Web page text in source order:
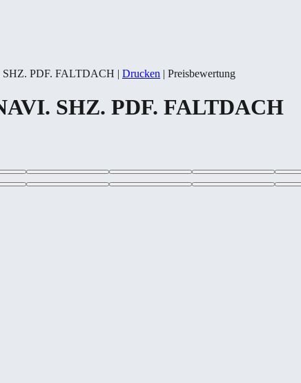
SHZ. PDF. FALTDACH | Drucken | Preisbewertung
SHZ. PDF. FALTDACH